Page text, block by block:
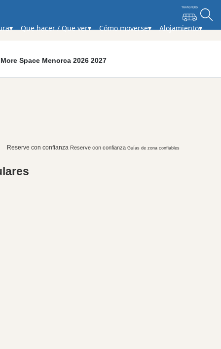
Space Menorca 2026 2027
Reserve con confianza Reserve con confianza Guías de zona confiables
Que hacer / Que ver Cómo moverse Alojamiento